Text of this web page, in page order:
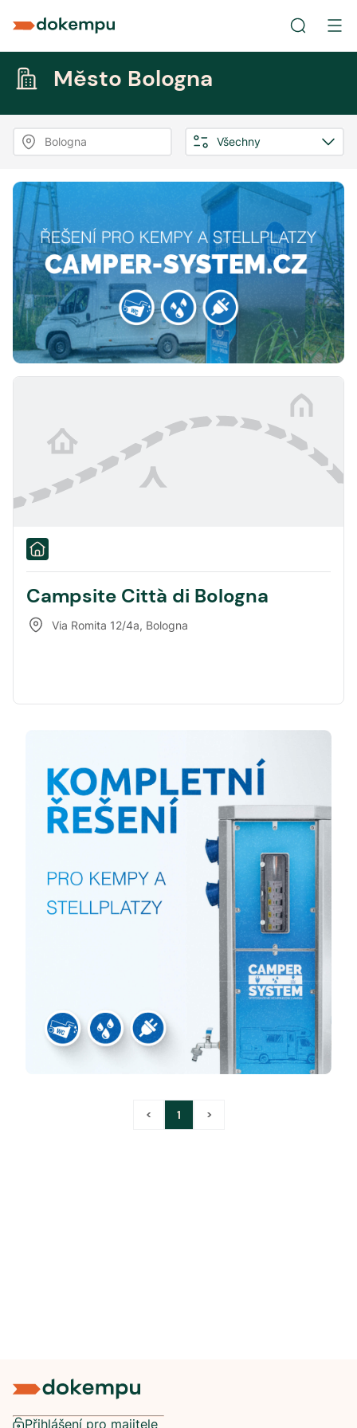
Město Bologna
Bologna Všechny
Campsite Città di Bologna
Via Romita 12/4a, Bologna
< 1 >
Přihlášení pro majitele